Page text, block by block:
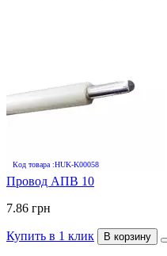
Код товара :HUK-K00058
Провод АПВ 10
7.86 грн
Купить в 1 клик В корзину